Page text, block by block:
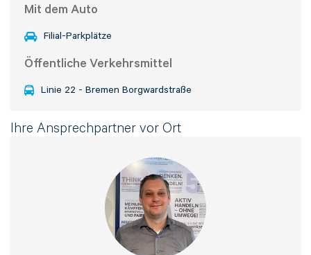
Bitte tragen Sie wenn vorhanden, hier Ihre
Auftragsnummer ein
Mit dem Auto
Filial-Parkplätze
Öffentliche Verkehrsmittel
Linie 22 - Bremen Borgwardstraße
Ihre Ansprechpartner vor Ort